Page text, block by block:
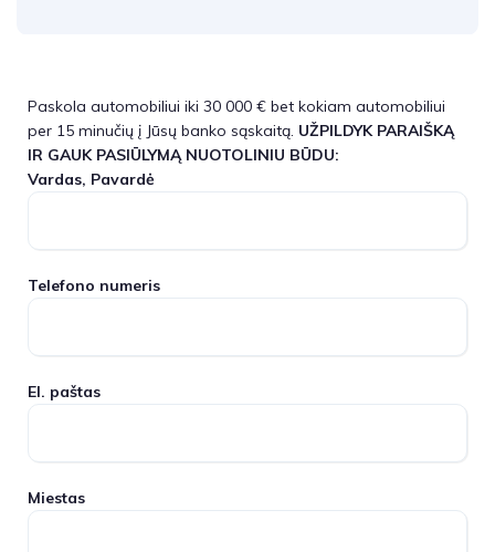
Paskola automobiliui iki 30 000 € bet kokiam automobiliui
per 15 minučių į Jūsų banko sąskaitą. UŽPILDYK PARAIŠKĄ
IR GAUK PASIŪLYMĄ NUOTOLINIU BŪDU:
Vardas, Pavardė
Telefono numeris
El. paštas
Miestas